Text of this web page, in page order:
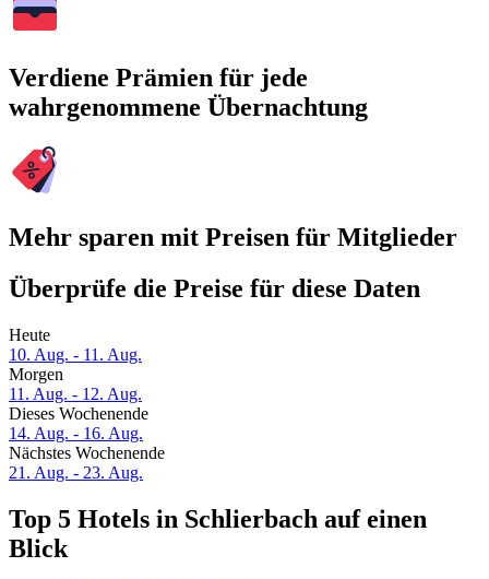
Verdiene Prämien für jede
wahrgenommene Übernachtung
Mehr sparen mit Preisen für Mitglieder
Überprüfe die Preise für diese Daten
Heute
10. Aug. - 11. Aug.
Morgen
11. Aug. - 12. Aug.
Dieses Wochenende
14. Aug. - 16. Aug.
Nächstes Wochenende
21. Aug. - 23. Aug.
Top 5 Hotels in Schlierbach auf einen
Blick